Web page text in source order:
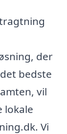
der
bedste
vil
lokale
Vi